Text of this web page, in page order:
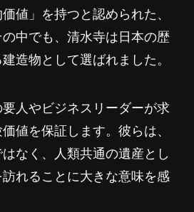
値」を持つと認められた、
中でも、清水寺は日本の歴
造物として選ばれました。
人やビジネスリーダーが求
値を保証します。彼らは、
なく、人類共通の遺産とし
れることに大きな意味を感